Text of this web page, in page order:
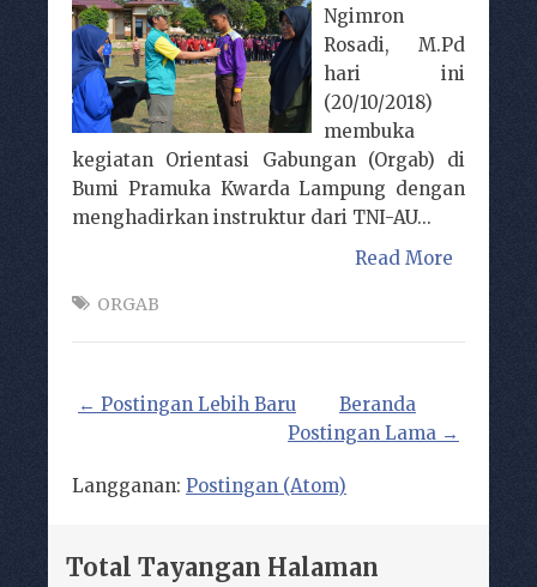
Ngimron
Rosadi, M.Pd
hari ini
(20/10/2018)
membuka
kegiatan Orientasi Gabungan (Orgab) di
Bumi Pramuka Kwarda Lampung dengan
menghadirkan instruktur dari TNI-AU...
Read More
ORGAB
← Postingan Lebih Baru
Postingan Lama →
Beranda
Langganan: Postingan (Atom)
Total Tayangan Halaman